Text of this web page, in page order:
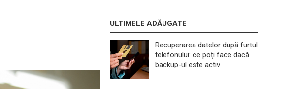
ULTIMELE ADĂUGATE
Recuperarea datelor după furtul
telefonului: ce poți face dacă
backup-ul este activ